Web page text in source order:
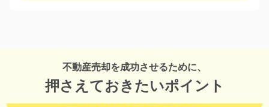
不動産売却を成功させるために、
押さえておきたいポイント